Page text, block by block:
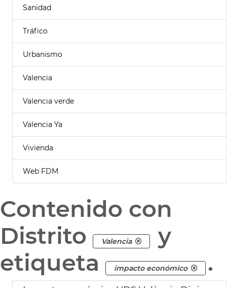
Sanidad
Tráfico
Urbanismo
Valencia
Valencia verde
Valencia Ya
Vivienda
Web FDM
Contenido con
Distrito
Valencia
y
etiqueta
impacto económico .